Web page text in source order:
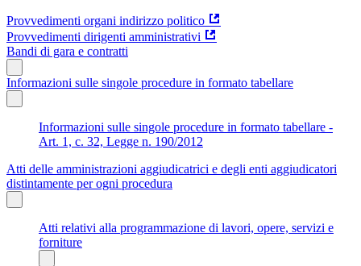
Provvedimenti organi indirizzo politico
Provvedimenti dirigenti amministrativi
Bandi di gara e contratti
Informazioni sulle singole procedure in formato tabellare
Informazioni sulle singole procedure in formato tabellare -
Art. 1, c. 32, Legge n. 190/2012
Atti delle amministrazioni aggiudicatrici e degli enti aggiudicatori
distintamente per ogni procedura
Atti relativi alla programmazione di lavori, opere, servizi e
forniture